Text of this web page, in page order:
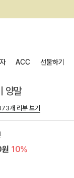
ACC 선물하기
양말
개 리뷰 보기
10%